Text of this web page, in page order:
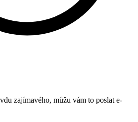
zajímavého, můžu vám to poslat e-